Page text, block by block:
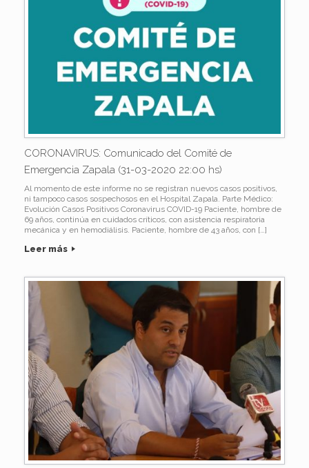
CORONAVIRUS: Comunicado del Comité de
Emergencia Zapala (31-03-2020 22:00 hs)
Al momento de este informe no se registran nuevos casos positivos,
ni tampoco casos sospechosos en el Hospital Zapala. Parte Médico:
Evolución Casos Positivos Coronavirus COVID-19 Paciente, hombre de
69 años, continúa en cuidados críticos, con asistencia respiratoria
mecánica y en hemodiálisis. Paciente, hombre de 43 años, con […]
Leer más